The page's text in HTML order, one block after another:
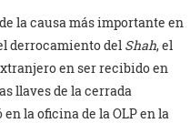
la causa más importante en
derrocamiento del Shah, el
en ser recibido en
llaves de la cerrada
la oficina de la OLP en la